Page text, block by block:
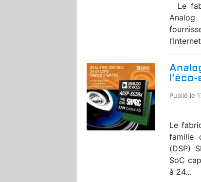
Le
Analog
Publié le
Le
famille
(DSP)
SoC
à 24...